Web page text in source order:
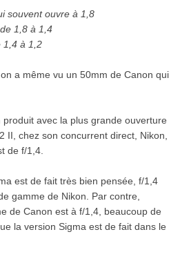
souvent ouvre à 1,8
1,8 à 1,4
1,4 à 1,2
a même vu un 50mm de Canon qui
produit avec la plus grande ouverture
II, chez son concurrent direct, Nikon,
de f/1,4.
est de fait très bien pensée, f/1,4
gamme de Nikon. Par contre,
de Canon est à f/1,4, beaucoup de
la version Sigma est de fait dans le